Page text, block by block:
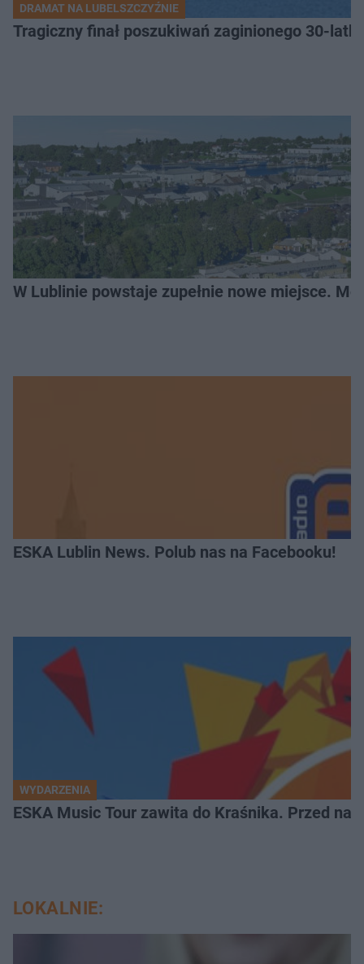
DRAMAT NA LUBELSZCZYŹNIE
Tragiczny finał poszukiwań zaginionego 30-
W Lublinie powstaje zupełnie nowe miejsce.
ESKA Lublin News. Polub nas na Facebooku!
WYDARZENIA
ESKA Music Tour zawita do Kraśnika. Przed
LOKALNIE: